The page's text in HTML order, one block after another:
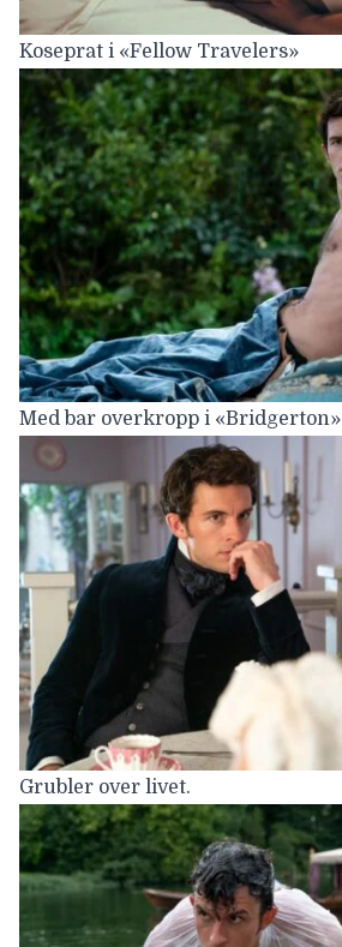
Koseprat i «Fellow Travelers»
Med bar overkropp i «Bridgerton»
Grubler over livet.